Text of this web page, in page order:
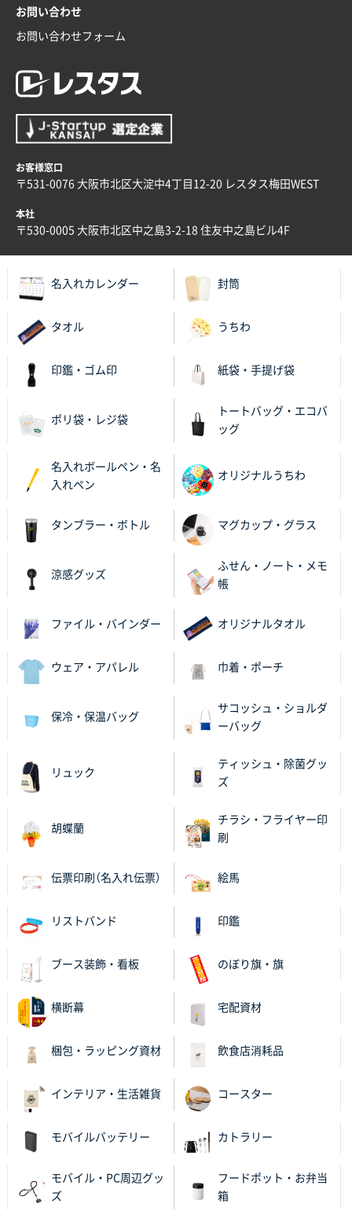
お問い合わせ
お問い合わせフォーム
お客様窓口
〒531-0076 大阪市北区大淀中4丁目12-20 レスタス梅田WEST
本社
〒530-0005 大阪市北区中之島3-2-18 住友中之島ビル4F
名入れカレンダー 封筒
タオル うちわ
印鑑・ゴム印 紙袋・手提げ袋
ポリ袋・レジ袋
トートバッグ・エコバ
ッグ
名入れボールペン・名
入れペン
オリジナルうちわ
タンブラー・ボトル マグカップ・グラス
涼感グッズ
ふせん・ノート・メモ
帳
ファイル・バインダー オリジナルタオル
ウェア・アパレル 巾着・ポーチ
保冷・保温バッグ
サコッシュ・ショルダ
ーバッグ
リュック
ティッシュ・除菌グッ
ズ
胡蝶蘭
チラシ・フライヤー印
刷
伝票印刷（名入れ伝票） 絵馬
リストバンド 印鑑
ブース装飾・看板 のぼり旗・旗
横断幕 宅配資材
梱包・ラッピング資材 飲食店消耗品
インテリア・生活雑貨 コースター
モバイルバッテリー カトラリー
モバイル・PC周辺グッ
ズ
フードポット・お弁当
箱